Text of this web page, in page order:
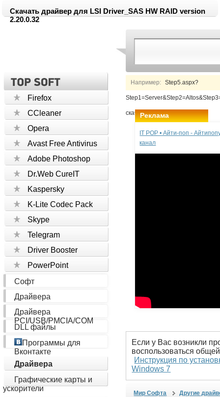
Скачать драйвер для LSI Driver_SAS HW RAID version
2.20.0.32
Например: Step5.aspx?
скачать
Firefox
CCleaner
Opera
Avast Free Antivirus
Adobe Photoshop
Dr.Web CureIT
Kaspersky
K-Lite Codec Pack
Skype
Telegram
Driver Booster
PowerPoint
Софт
Драйвера
Драйвера
PCI/USB/PMCIA/COM
DLL файлы
Программы для
Вконтакте
Драйвера
Графические карты и
ускорители
Реклама
IT POP • Айти-поп -
канал
Если у Вас возникли
воспользоваться
Инструкция по
Windows 7
Мир Софта Другие